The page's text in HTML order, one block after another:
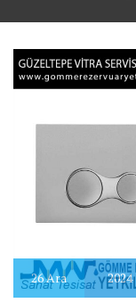
26Ara 2024